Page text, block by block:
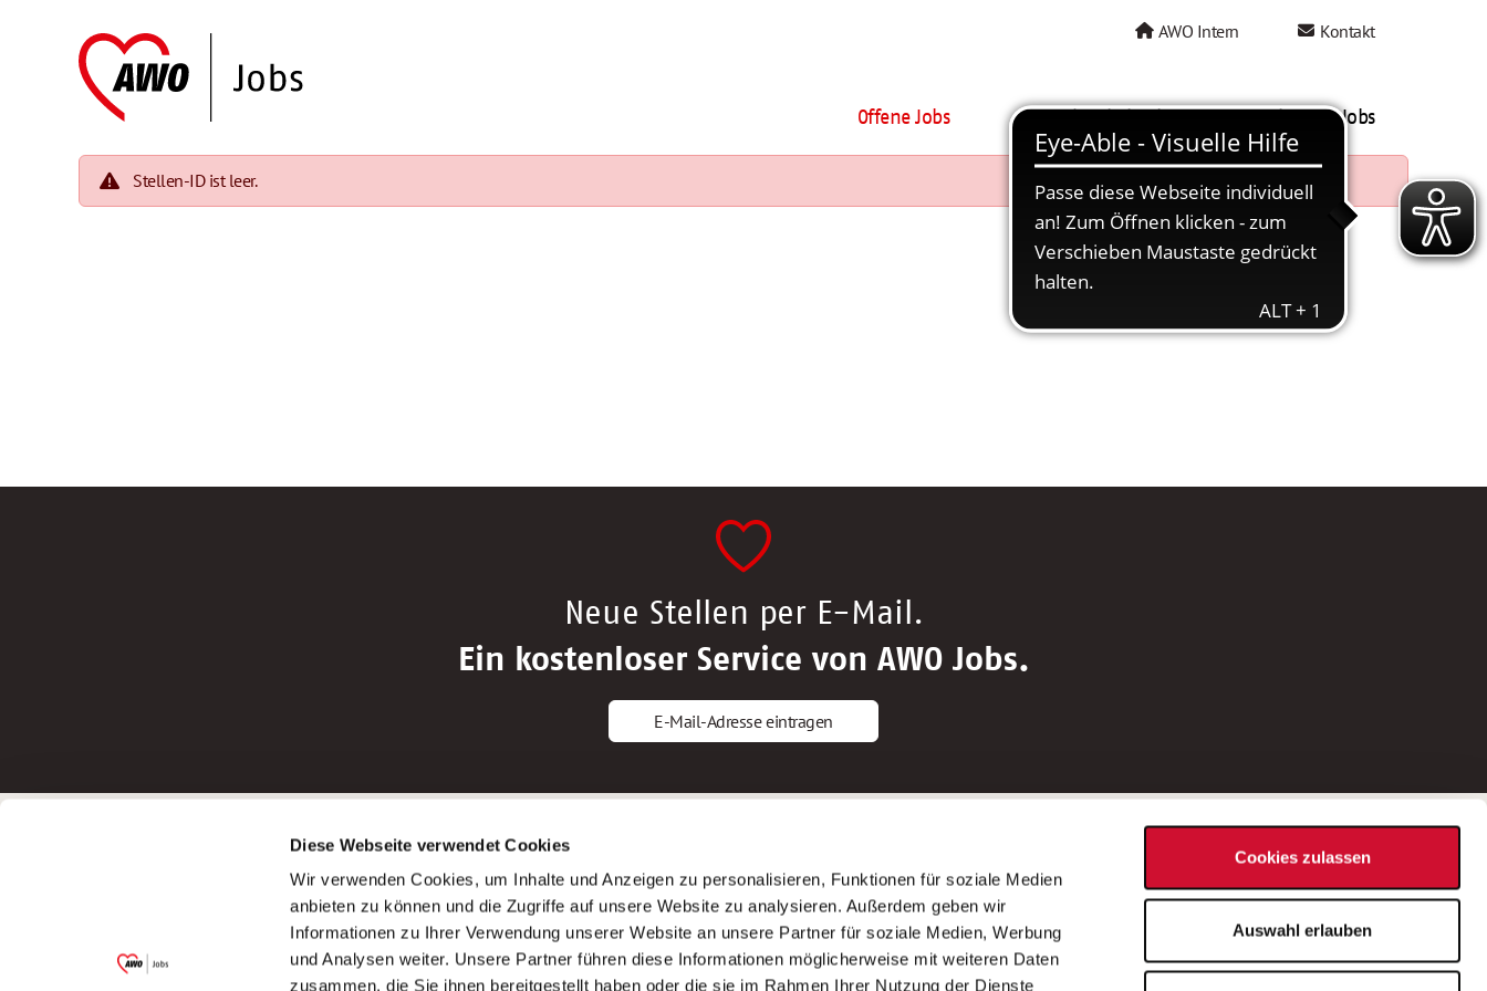
Diese Webseite verwendet Cookies
Wir verwenden Cookies, um Inhalte und Anzeigen zu personalisieren, Funktionen für soziale Medien
anbieten zu können und die Zugriffe auf unsere Website zu analysieren. Außerdem geben wir
Informationen zu Ihrer Verwendung unserer Website an unsere Partner für soziale Medien, Werbung
und Analysen weiter. Unsere Partner führen diese Informationen möglicherweise mit weiteren Daten
zusammen, die Sie ihnen bereitgestellt haben oder die sie im Rahmen Ihrer Nutzung der Dienste
Cookies zulassen
Auswahl erlauben
AWO Intern Kontakt
Offene Jobs AWO als Arbeitgeber Mein AWO Jobs
Stellen-ID ist leer.
Neue Stellen per E-Mail.
Ein kostenloser Service von AWO Jobs.
E-Mail-Adresse eintragen
Garitz Bewirtschaftungsbetriebe GmbH
(Ein Tochterunternehmen des AWO
Bezirksverbandes Unterfranken e.V.)
Bewerbungstipps
Bewerbung als Altenpfleger*in
Bewerbung als Krankenpfleger*in
Bewerbung als Altenpflegehelfer*in
Bewerbung als Erzieher*in
AWO Gliederungen nach Bundesland
Stellenangebote nach Bundesländern
Sitemap
Impressum
Datenschutz
Bei Fragen zu einer Stellenausschreibung
wenden Sie sich bitte an die*den in der
Stellenausschreibung genannte*n